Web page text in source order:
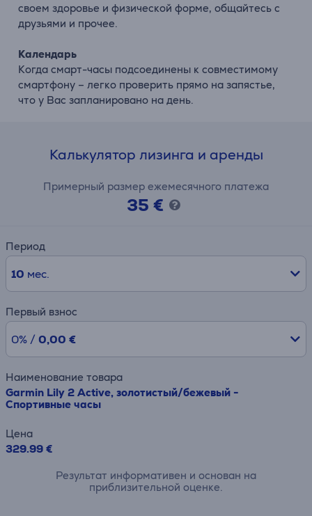
своем здоровье и физической форме, общайтесь с
друзьями и прочее.
Календарь
Когда смарт-часы подсоединены к совместимому
смартфону – легко проверить прямо на запястье,
что у Вас запланировано на день.
Калькулятор лизинга и аренды
Примерный размер ежемесячного платежа
35 €
Период
10 мес.
Первый взнос
0% / 0,00 €
Наименование товара
Garmin Lily 2 Active, золотистый/бежевый -
Спортивные часы
Цена
329.99 €
Результат информативен и основан на
приблизительной оценке.